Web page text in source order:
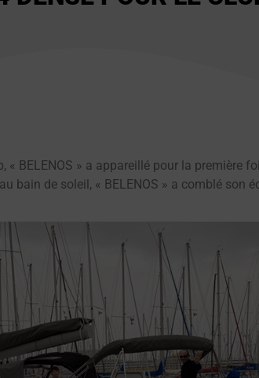
BELENOS » a appareillé pour la première
bain de soleil, « BELENOS » a comblé son